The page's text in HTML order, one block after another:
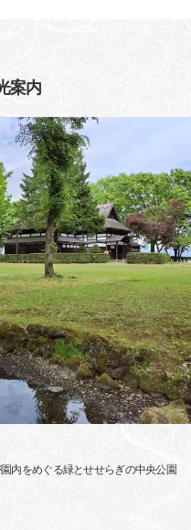
案内
内をめぐる緑とせせらぎの中央公園